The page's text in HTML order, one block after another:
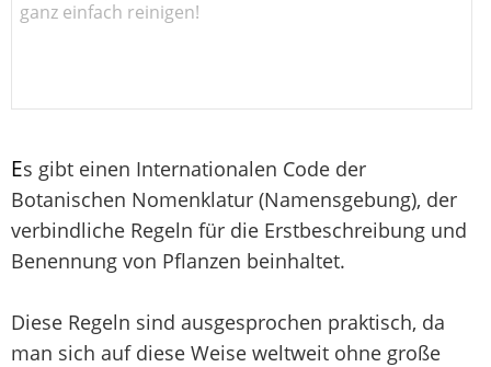
ganz einfach reinigen!
Es gibt einen Internationalen Code der
Botanischen Nomenklatur (Namensgebung), der
verbindliche Regeln für die Erstbeschreibung und
Benennung von Pflanzen beinhaltet.
Diese Regeln sind ausgesprochen praktisch, da
man sich auf diese Weise weltweit ohne große